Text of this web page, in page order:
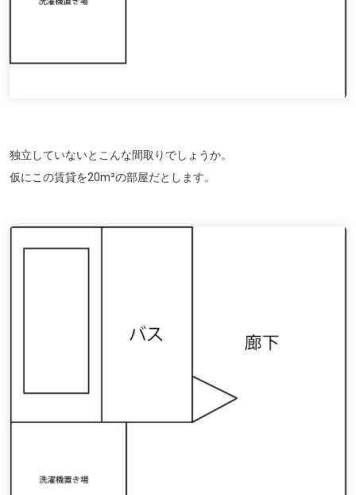
独立していないとこんな間取りでしょうか。
仮にこの賃貸を20m²の部屋だとします。